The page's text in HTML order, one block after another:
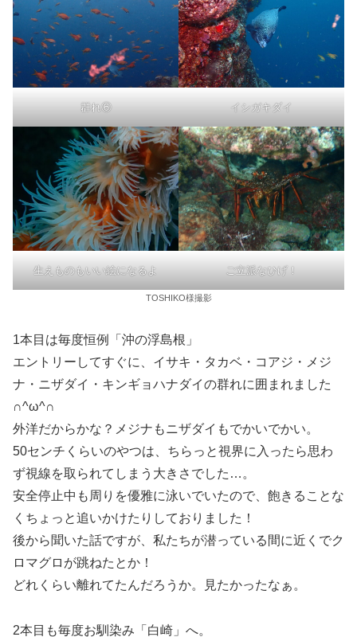
群れ⑥ イシガキダイ
生えものもいい絵になるよ ご立派なひげ！
TOSHIKO様撮影
1本目は毎度恒例「沖の浮島根」
エントリーしてすぐに、イサキ・タカベ・コアジ・メジ
ナ・ニザダイ・キンギョハナダイの群れに囲まれました
∩^ω^∩
外洋だからかな？メジナもニザダイもでかいでかい。
50センチくらいのやつは、ちらっと視界に入ったら思わ
ず視線を取られてしまう大きさでした…。
安全停止中も周りを優雅に泳いでいたので、飽きることな
くちょっと追いかけたりしておりました！
後から聞いた話ですが、私たちが潜っている間に近くでク
ロマグロが跳ねたとか！
どれくらい離れてたんだろうか。見たかったなぁ。
2本目も毎度お馴染み「白崎」へ。